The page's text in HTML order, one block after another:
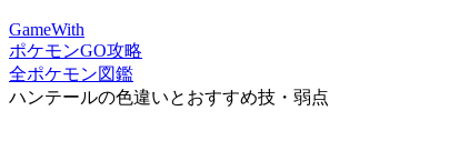
GameWith
ポケモンGO攻略
全ポケモン図鑑
ハンテールの色違いとおすすめ技・弱点